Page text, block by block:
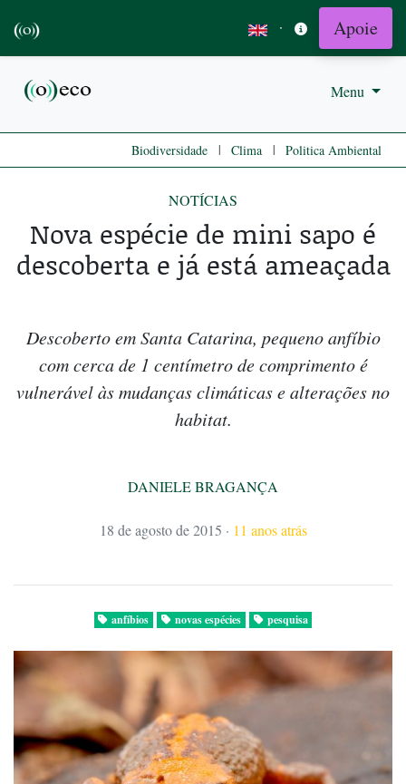
· Apoie
Menu
Biodiversidade | Clima | Politica Ambiental
NOTÍCIAS
Nova espécie de mini sapo é
descoberta e já está ameaçada
Descoberto em Santa Catarina, pequeno anfíbio
com cerca de 1 centímetro de comprimento é
vulnerável às mudanças climáticas e alterações no
habitat.
DANIELE BRAGANÇA
18 de agosto de 2015 · 11 anos atrás
anfíbios novas espécies pesquisa